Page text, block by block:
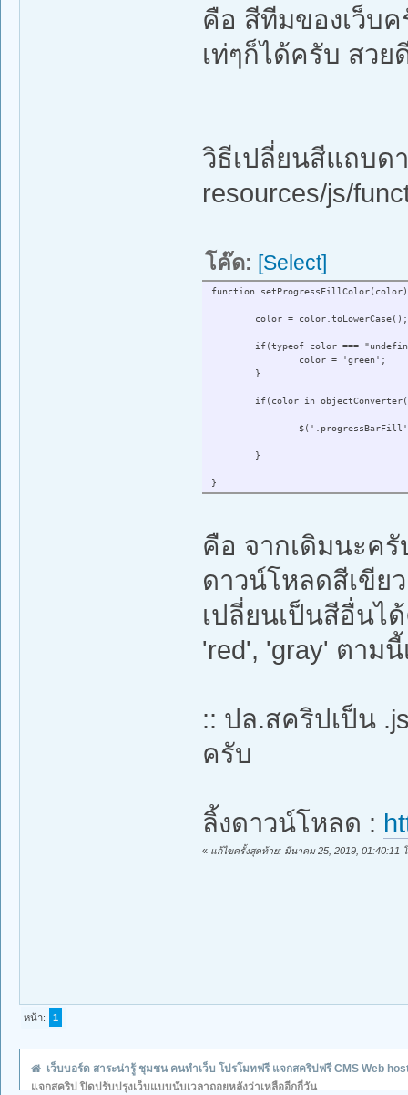
คือ สีทีมของเว็บค
เท่ๆก็ได้ครับ สว
วิธีเปลี่ยนสีแถบด
resources/js/
โค๊ด: [Select]
function
color = color.toLowerCase();
if(typeof color ===
color = 'green';
}
if(color in
}
}
คือ จากเดิมนะครั
ดาวน์โหลดสีเขียว
เปลี่ยนเป็นสีอื่นไ
'red', 'gray' ตามนี้
:: ปล.สคริปเป็น
ครับ
ลิ้งดาวน์โหลด :
« แก้ไขครั้งสุดท้าย: มีนาคม 25, 2019, 01:40:11
หน้า: 1
เว็บบอร์ด สาระน่ารู้ ชุมชน คนทำเว็บ โปรโมทฟรี แจกสคริปฟรี CMS Web
แจกสคริป ปิดปรับปรุงเว็บแบบนับเวลาถอยหลังว่าเหลืออีกกี่วัน